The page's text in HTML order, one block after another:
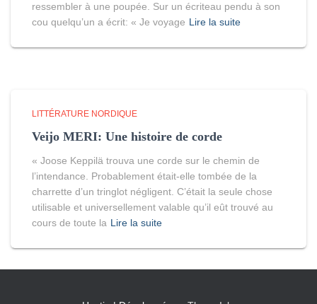
ressembler à une poupée. Sur un écriteau pendu à son
cou quelqu’un a écrit: « Je voyage Lire la suite
LITTÉRATURE NORDIQUE
Veijo MERI: Une histoire de corde
« Joose Keppilä trouva une corde sur le chemin de
l’intendance. Probablement était-elle tombée de la
charrette d’un tringlot négligent. C’était la seule chose
utilisable et universellement valable qu’il eût trouvé au
cours de toute la Lire la suite